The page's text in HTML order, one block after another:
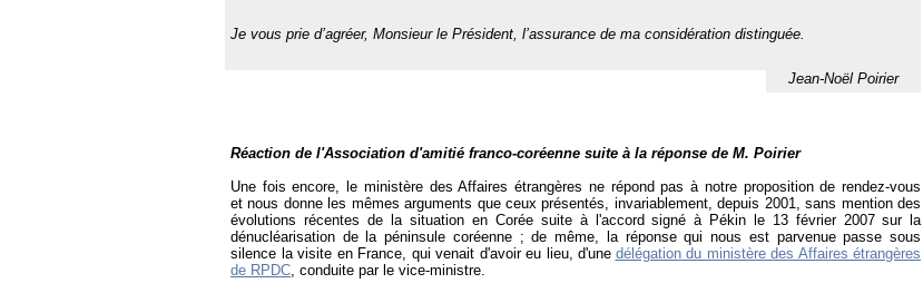
Je vous prie d’agréer, Monsieur le Président, l’assurance de ma considération distinguée.
Jean-Noël Poirier
Réaction de l'Association d'amitié franco-coréenne suite à la réponse de M. Poirier
Une fois encore, le ministère des Affaires étrangères ne répond pas à notre proposition de rendez-vous
et nous donne les mêmes arguments que ceux présentés, invariablement, depuis 2001, sans mention des
évolutions récentes de la situation en Corée suite à l'accord signé à Pékin le 13 février 2007 sur la
dénucléarisation de la péninsule coréenne ; de même, la réponse qui nous est parvenue passe sous
silence la visite en France, qui venait d'avoir eu lieu, d'une délégation du ministère des Affaires étrangères
de RPDC, conduite par le vice-ministre.